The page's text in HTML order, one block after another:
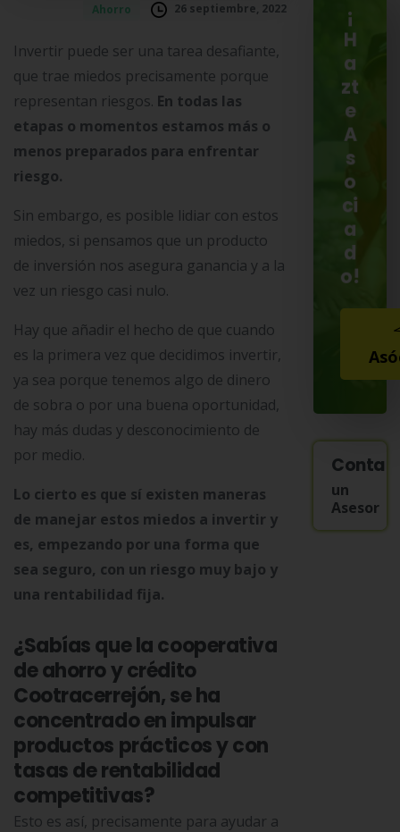
Ahorro 26 septiembre, 2022
Invertir puede ser una tarea desafiante,
que trae miedos precisamente porque
representan riesgos. En todas las
etapas o momentos estamos más o
menos preparados para enfrentar
riesgo.
Sin embargo, es posible lidiar con estos
miedos, si pensamos que un producto
de inversión nos asegura ganancia y a la
vez un riesgo casi nulo.
Hay que añadir el hecho de que cuando
es la primera vez que decidimos invertir,
ya sea porque tenemos algo de dinero
de sobra o por una buena oportunidad,
hay más dudas y desconocimiento de
por medio.
Lo cierto es que sí existen maneras
de manejar estos miedos a invertir y
es, empezando por una forma que
sea seguro, con un riesgo muy bajo y
una rentabilidad fija.
¿Sabías que la cooperativa
de ahorro y crédito
Cootracerrejón, se ha
concentrado en impulsar
productos prácticos y con
tasas de rentabilidad
competitivas?
Esto es así, precisamente para ayudar a
¡
H
a
zt
e
A
s
o
ci
a
d
o!
un
Asesor